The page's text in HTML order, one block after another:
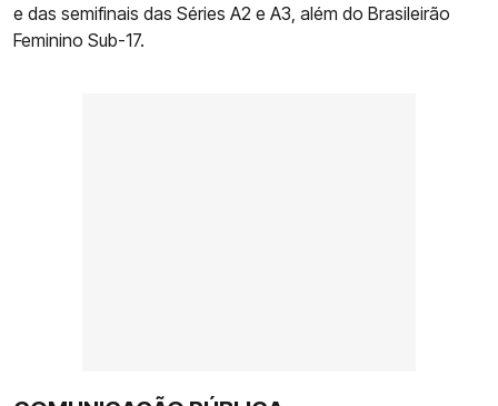
e das semifinais das Séries A2 e A3, além do Brasileirão
Feminino Sub-17.